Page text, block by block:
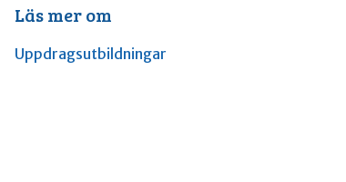
Läs mer om
Uppdragsutbildningar